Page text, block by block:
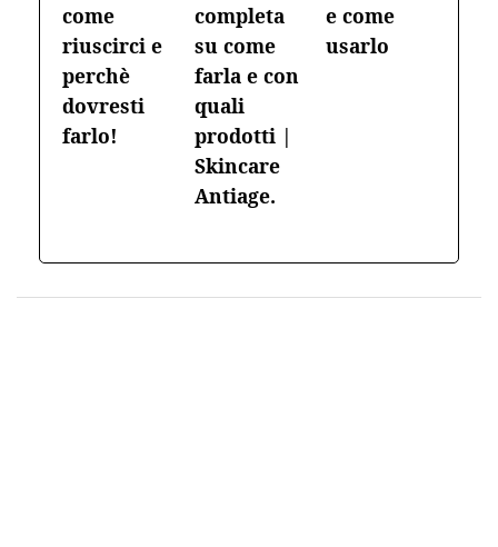
come
riuscirci e
perchè
dovresti
farlo!
completa
su come
farla e con
quali
prodotti |
Skincare
Antiage.
e come
usarlo